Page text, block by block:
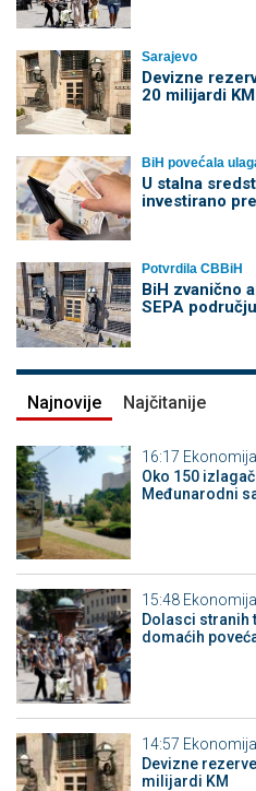
Sarajevo
Devizne
20 milijardi KM
BiH povećala
U stalna
investirano
Potvrdila CBBiH
BiH zvanično
SEPA području
Najnovije Najčitanije
16:17 Ekonomija
Oko 150
Međunarodni
15:48 Ekonomija
Dolasci stranih
domaćih
14:57 Ekonomija
Devizne
milijardi KM